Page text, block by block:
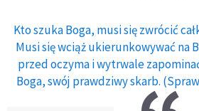
Kto szuka Boga, musi się zwrócić
Musi się wciąż ukierunkowywać na
przed oczyma i wytrwale
Boga, swój prawdziwy skarb.